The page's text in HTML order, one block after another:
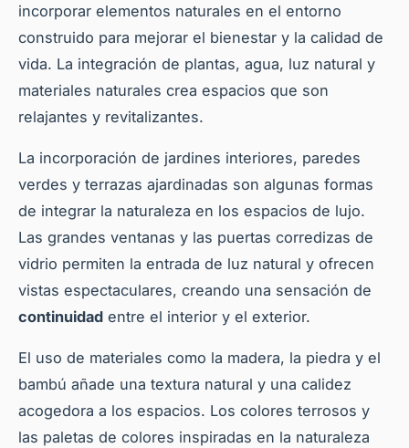
incorporar elementos naturales en el entorno
construido para mejorar el bienestar y la calidad de
vida. La integración de plantas, agua, luz natural y
materiales naturales crea espacios que son
relajantes y revitalizantes.
La incorporación de jardines interiores, paredes
verdes y terrazas ajardinadas son algunas formas
de integrar la naturaleza en los espacios de lujo.
Las grandes ventanas y las puertas corredizas de
vidrio permiten la entrada de luz natural y ofrecen
vistas espectaculares, creando una sensación de
continuidad entre el interior y el exterior.
El uso de materiales como la madera, la piedra y el
bambú añade una textura natural y una calidez
acogedora a los espacios. Los colores terrosos y
las paletas de colores inspiradas en la naturaleza